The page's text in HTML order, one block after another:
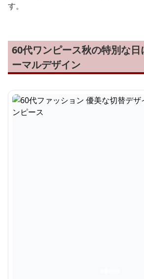
す。
60代ワンピース秋の特別な日
ーマルデザイン